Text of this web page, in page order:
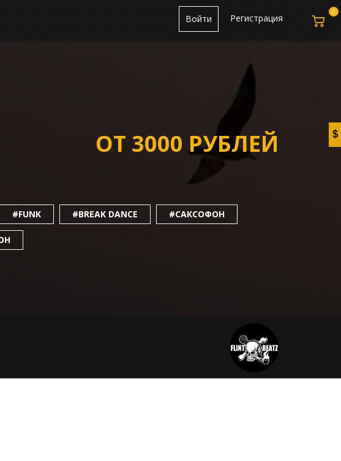
Регистрация
Войти
ОТ 3000 РУБЛЕЙ
#FUNK #BREAK DANCE #САКСОФОН
0